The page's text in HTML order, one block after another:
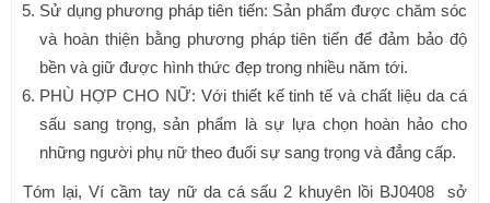
Sử dụng phương pháp tiên tiến: Sản phẩm được chăm sóc
và hoàn thiện bằng phương pháp tiên tiến để đảm bảo độ
bền và giữ được hình thức đẹp trong nhiều năm tới.
PHÙ HỢP CHO NỮ: Với thiết kế tinh tế và chất liệu da cá
sấu sang trọng, sản phẩm là sự lựa chọn hoàn hảo cho
những người phụ nữ theo đuổi sự sang trọng và đẳng cấp.
Tóm lại, Ví cầm tay nữ da cá sấu 2 khuyên lồi BJ0408 sở